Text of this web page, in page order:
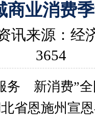
商业消费
讯来源：经
3654
务 新消费”全
省恩施州宣